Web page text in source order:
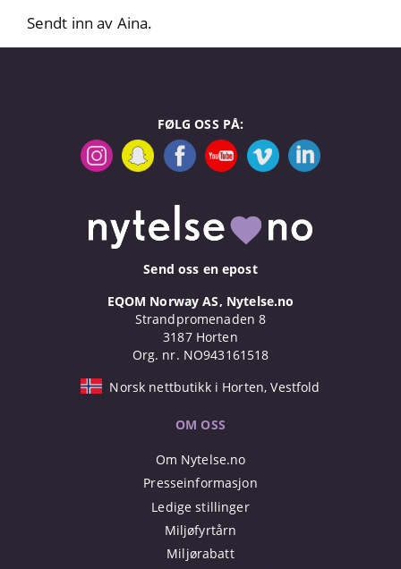
Sendt inn av Aina.
FØLG OSS PÅ:
Send oss en epost
EQOM Norway AS, Nytelse.no
Strandpromenaden 8
3187 Horten
Org. nr. NO943161518
Norsk nettbutikk i Horten, Vestfold
OM OSS
Om Nytelse.no
Presseinformasjon
Ledige stillinger
Miljøfyrtårn
Miljørabatt